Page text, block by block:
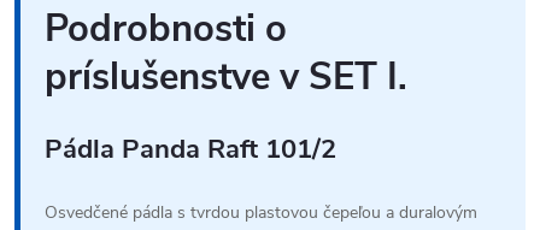
Podrobnosti o
príslušenstve v SET I.
Pádla Panda Raft 101/2
Osvedčené pádla s tvrdou plastovou čepeľou a duralovým